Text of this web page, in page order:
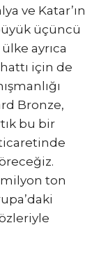
ve Katar’ın
üçüncü
ayrıca
için de
Bronze,
bu bir
milyon ton